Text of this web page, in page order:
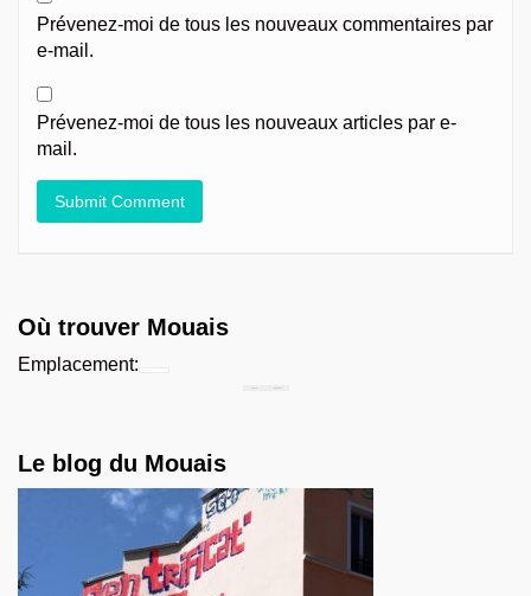
Prévenez-moi de tous les nouveaux commentaires par
e-mail.
Prévenez-moi de tous les nouveaux articles par e-
mail.
Où trouver Mouais
Emplacement:
Le blog du Mouais